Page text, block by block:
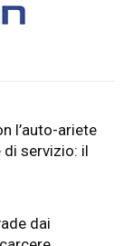
l’auto-ariete
di servizio: il
dai